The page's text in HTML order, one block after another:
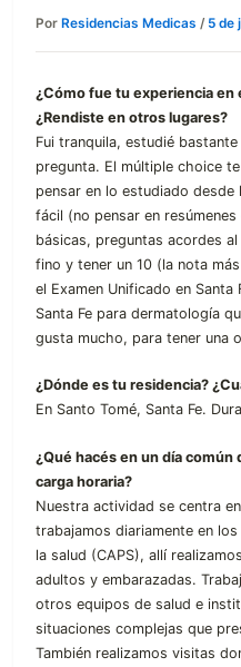
Por Residencias Medicas / 5 de
¿Cómo fue tu experiencia en
¿Rendiste en otros lugares?
Fui tranquila, estudié
pregunta. El múltiple choice
pensar en lo estudiado
fácil (no pensar en
básicas, preguntas acordes
fino y tener un 10 (la nota
el Examen Unificado en
Santa Fe para dermatología
gusta mucho, para tener una
¿Dónde es tu residencia?
En Santo Tomé, Santa Fe.
¿Qué hacés en un día común
carga horaria?
Nuestra actividad se centra
trabajamos diariamente en
la salud (CAPS), allí
adultos y embarazadas.
otros equipos de salud e
situaciones complejas que
También realizamos visitas